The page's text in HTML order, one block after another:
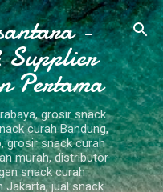
utama -
Pertama
grosir snack
curah Bandung,
grosir snack curah
murah, distributor
snack curah
Jakarta, jual snack